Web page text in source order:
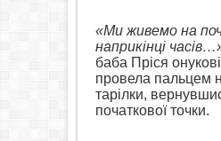
«Ми живемо на
наприкінці
баба Пріся
провела пальцем
тарілки,
початкової точки.